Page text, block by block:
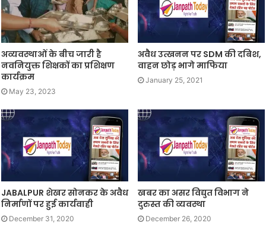
अव्यवस्थाओं के बीच जारी है
नवनियुक्त शिक्षकों का प्रशिक्षण
कार्यक्रम
May 23, 2023
अवैध उत्खनन पर SDM की दबिश,
वाहन छोड़ भागे माफिया
January 25, 2021
JABALPUR शेखर सोनकर के अवैध
निर्माणों पर हुई कार्यवाही
December 31, 2020
खबर का असर विद्युत विभाग ने
दुरुस्त की व्यवस्था
December 26, 2020